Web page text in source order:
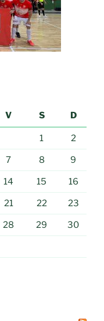
V S D
1 2
7 8 9
14 15 16
21 22 23
28 29 30